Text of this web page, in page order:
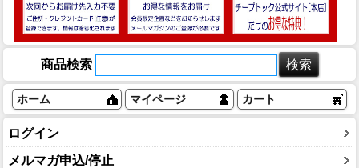
商品検索
ホーム マイページ カート
ログイン
メルマガ申込/停止